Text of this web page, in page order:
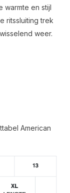
warmte en stijl
ritssluiting trek
weer.
American